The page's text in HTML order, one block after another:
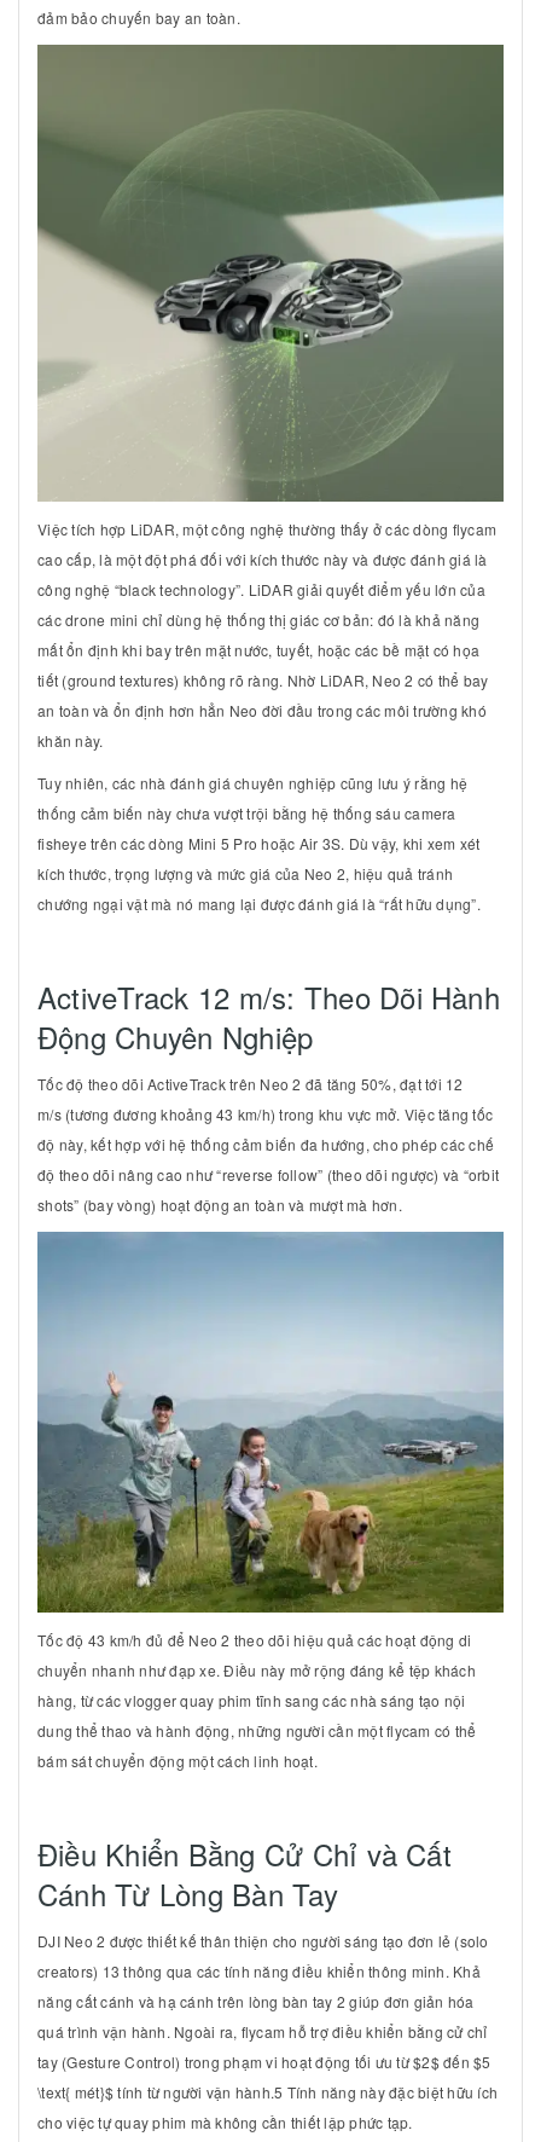
đảm bảo chuyến bay an toàn.
Việc tích hợp LiDAR, một công nghệ thường thấy ở các dòng flycam
cao cấp, là một đột phá đối với kích thước này và được đánh giá là
công nghệ “black technology”. LiDAR giải quyết điểm yếu lớn của
các drone mini chỉ dùng hệ thống thị giác cơ bản: đó là khả năng
mất ổn định khi bay trên mặt nước, tuyết, hoặc các bề mặt có họa
tiết (ground textures) không rõ ràng. Nhờ LiDAR, Neo 2 có thể bay
an toàn và ổn định hơn hẳn Neo đời đầu trong các môi trường khó
khăn này.
Tuy nhiên, các nhà đánh giá chuyên nghiệp cũng lưu ý rằng hệ
thống cảm biến này chưa vượt trội bằng hệ thống sáu camera
fisheye trên các dòng Mini 5 Pro hoặc Air 3S. Dù vậy, khi xem xét
kích thước, trọng lượng và mức giá của Neo 2, hiệu quả tránh
chướng ngại vật mà nó mang lại được đánh giá là “rất hữu dụng”.
ActiveTrack 12 m/s: Theo Dõi Hành
Động Chuyên Nghiệp
Tốc độ theo dõi ActiveTrack trên Neo 2 đã tăng 50%, đạt tới 12
m/s(tương đương khoảng 43 km/h) trong khu vực mở. Việc tăng tốc
độ này, kết hợp với hệ thống cảm biến đa hướng, cho phép các chế
độ theo dõi nâng cao như “reverse follow” (theo dõi ngược) và “orbit
shots” (bay vòng) hoạt động an toàn và mượt mà hơn.
Tốc độ 43 km/h đủ để Neo 2 theo dõi hiệu quả các hoạt động di
chuyển nhanh như đạp xe. Điều này mở rộng đáng kể tệp khách
hàng, từ các vlogger quay phim tĩnh sang các nhà sáng tạo nội
dung thể thao và hành động, những người cần một flycam có thể
bám sát chuyển động một cách linh hoạt.
Điều Khiển Bằng Cử Chỉ và Cất
Cánh Từ Lòng Bàn Tay
DJI Neo 2 được thiết kế thân thiện cho người sáng tạo đơn lẻ (solo
creators) 13 thông qua các tính năng điều khiển thông minh. Khả
năng cất cánh và hạ cánh trên lòng bàn tay 2 giúp đơn giản hóa
quá trình vận hành. Ngoài ra, flycam hỗ trợ điều khiển bằng cử chỉ
tay (Gesture Control) trong phạm vi hoạt động tối ưu từ $2$ đến $5
\text{ mét}$ tính từ người vận hành.5 Tính năng này đặc biệt hữu ích
cho việc tự quay phim mà không cần thiết lập phức tạp.